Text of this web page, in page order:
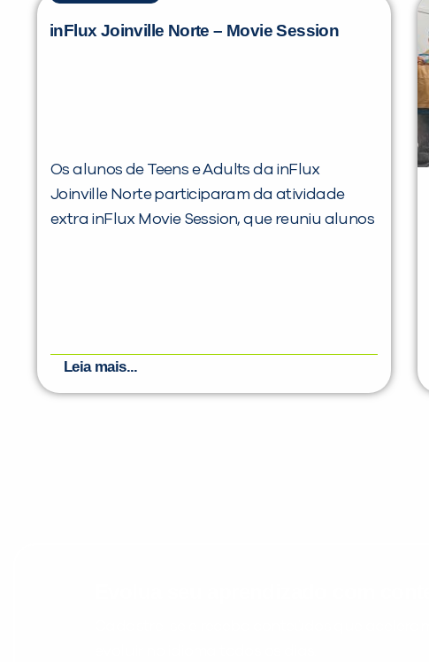
inFlux Joinville Norte – Movie Session
Os alunos de Teens e Adults da inFlux
Joinville Norte participaram da atividade
extra inFlux Movie Session, que reuniu alunos
Leia mais...